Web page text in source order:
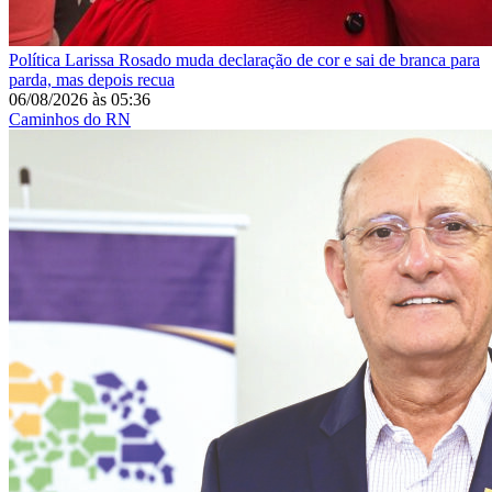
Política Larissa Rosado muda declaração de cor e sai de branca para
parda, mas depois recua
06/08/2026 às 05:36
Caminhos do RN